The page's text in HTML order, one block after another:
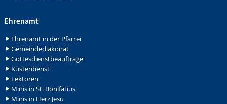
Ehrenamt
Ehrenamt in der Pfarrei
Gemeindediakonat
Gottesdienstbeauftrage
Küsterdienst
Lektoren
Minis in St. Bonifatius
Minis in Herz Jesu